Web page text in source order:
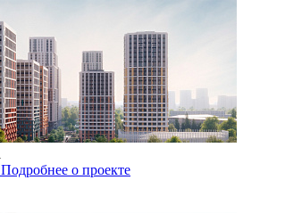
Подробнее о проекте